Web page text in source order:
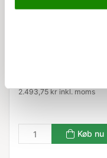
2.493,75 kr inkl. moms
Køb nu